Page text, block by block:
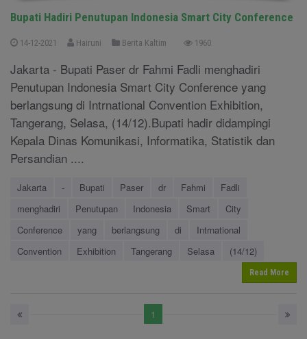
Bupati Hadiri Penutupan Indonesia Smart City Conference
14-12-2021 Hairuni Berita Kaltim 1960
Jakarta - Bupati Paser dr Fahmi Fadli menghadiri
Penutupan Indonesia Smart City Conference yang
berlangsung di Intrnational Convention Exhibition,
Tangerang, Selasa, (14/12).Bupati hadir didampingi
Kepala Dinas Komunikasi, Informatika, Statistik dan
Persandian ....
Jakarta - Bupati Paser dr Fahmi
Fadli
menghadiri
Penutupan Indonesia Smart
City
Conference
yang berlangsung di
Intrnational
Convention
Exhibition Tangerang Selasa (14/12)
Read More
1